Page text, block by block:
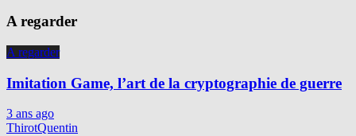
A regarder
A regarder
Imitation Game, l’art de la cryptographie de guerre
3 ans ago
ThirotQuentin